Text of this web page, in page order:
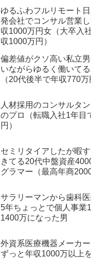
ゆるふわフルリモート
発会社でコンサル営業
収1000万円女（大卒入
収1000万円）
偏差値がクソ高い私立
いながらゆるく働いて
（20代後半で年収770万
人材採用のコンサルタ
のプロ（転職入社1年目
円）
セミリタイアしたが暇
きてる20代中盤資産
グラマー（最高年商
サラリーマンから歯科
5年ちょっとで個人事業
1400万になった男
外資系医療機器メーカ
ずっと年収1000万以上